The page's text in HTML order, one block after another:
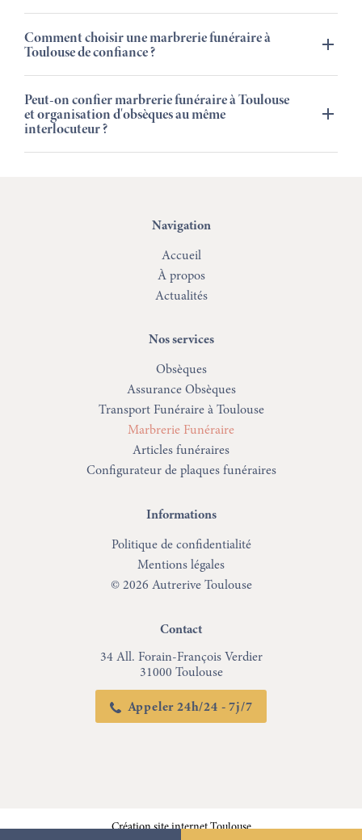
Comment choisir une marbrerie funéraire à
Toulouse de confiance ?
Peut-on confier marbrerie funéraire à Toulouse
et organisation d'obsèques au même
interlocuteur ?
Navigation
Accueil
À propos
Actualités
Nos services
Obsèques
Assurance Obsèques
Transport Funéraire à Toulouse
Marbrerie Funéraire
Articles funéraires
Configurateur de plaques funéraires
Informations
Politique de confidentialité
Mentions légales
© 2026 Autrerive Toulouse
Contact
34 All. Forain-François Verdier
31000 Toulouse
Appeler 24h/24 - 7j/7
Création site internet Toulouse